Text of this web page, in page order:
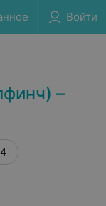
Войти
об ошибке
–